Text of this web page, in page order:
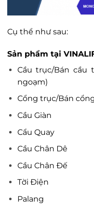
Cụ thể như sau:
Sản phẩm tại
Cầu trục/Bán cầu
ngoạm)
Cổng trục/Bán
Cầu Giàn
Cẩu Quay
Cầu Chân Dê
Cầu Chân Đế
Tời Điện
Palang